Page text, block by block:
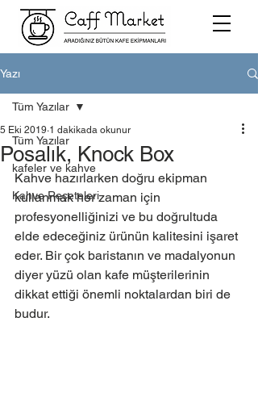
Yazı
Tüm Yazılar
kafeler ve kahve
Kahve Reçeteleri
Tüm Yazılar
Posalık, Knock Box
5 Eki 2019 1 dakikada okunur
Kahve hazırlarken doğru ekipman
kullanmak her zaman için
profesyonelliğinizi ve bu doğrultuda
elde edeceğiniz ürünün kalitesini işaret
eder. Bir çok baristanın ve madalyonun
diyer yüzü olan kafe müşterilerinin
dikkat ettiği önemli noktalardan biri de
budur.